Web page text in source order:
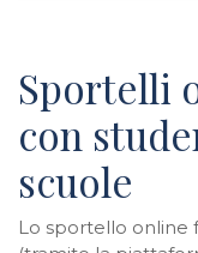
Sportelli
con
scuole
Lo sportello online